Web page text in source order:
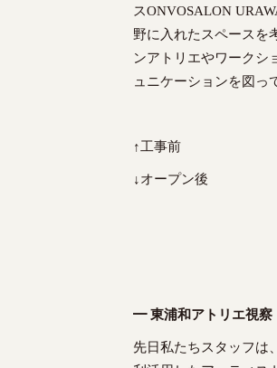
スONVOSALON
野に入れたスペースを
ンアトリエやワークシ
ュニケーションを図っ
↑工事前
↓オープン後
━ 東浦和アトリエ視察
先日私たちスタッフは